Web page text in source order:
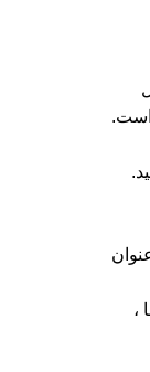
است.
،